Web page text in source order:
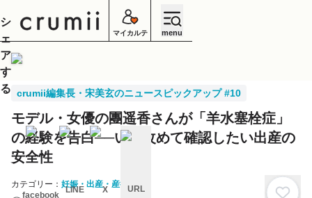
マイカルテ menu
crumii編集長・宋美玄のニュースピックアップ #10
モデル・女優の團遥香さんが「羊水塞栓症」
の経験を告白──いま改めて確認したい出産の
安全性
カテゴリー： 妊娠・出産・産後
シ
ェ
ア
す
る
facebook
LINE X URL